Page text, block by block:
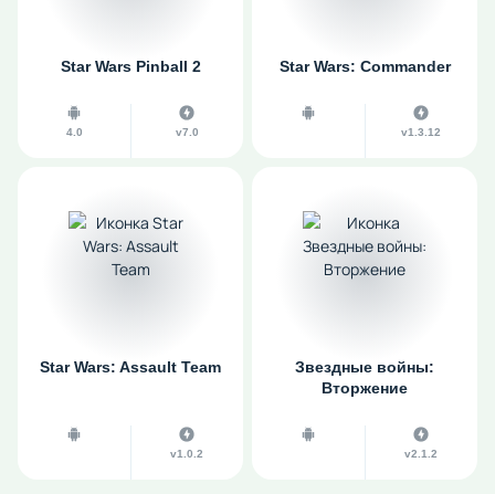
Star Wars Pinball 2
4.0 v7.0
Star Wars: Commander
v1.3.12
Star Wars: Assault Team
v1.0.2
Звездные войны:
Вторжение
v2.1.2